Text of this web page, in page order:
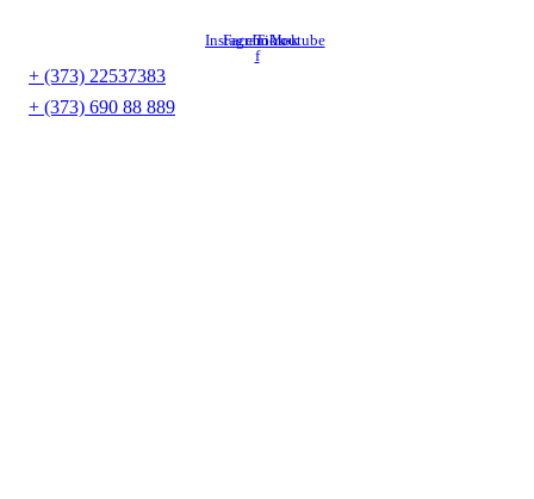
Instagram
Facebook-
f
Tiktok
Youtube
+ (373) 22537383
+ (373) 690 88 889